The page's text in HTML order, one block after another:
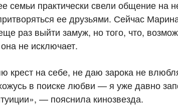
семьи практически свели общение на
ее друзьями. Сейчас
раз выйти замуж, но того, что,
не исключает.
крест на себе, не даю зарока не
в поиске любви — я уже давно
— пояснила кинозвезда.